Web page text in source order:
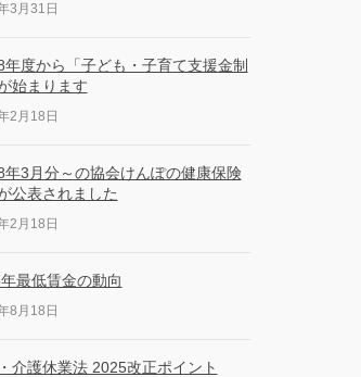
3月31日
年度から「子ども・子育て支援金制
始まります
2月18日
年3月分～の協会けんぽの健康保険
公表されました
2月18日
最低賃金の動向
8月18日
介護休業法 2025改正ポイント